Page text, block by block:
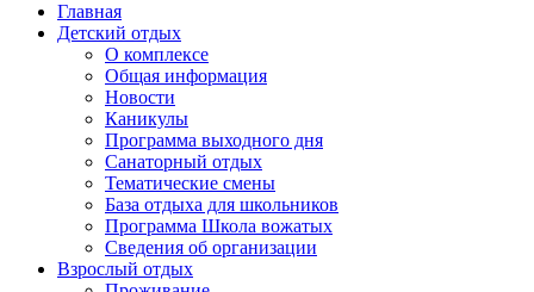
Главная
Детский отдых
О комплексе
Общая информация
Новости
Каникулы
Программа выходного дня
Санаторный отдых
Тематические смены
База отдыха для школьников
Программа Школа вожатых
Cведения об организации
Взрослый отдых